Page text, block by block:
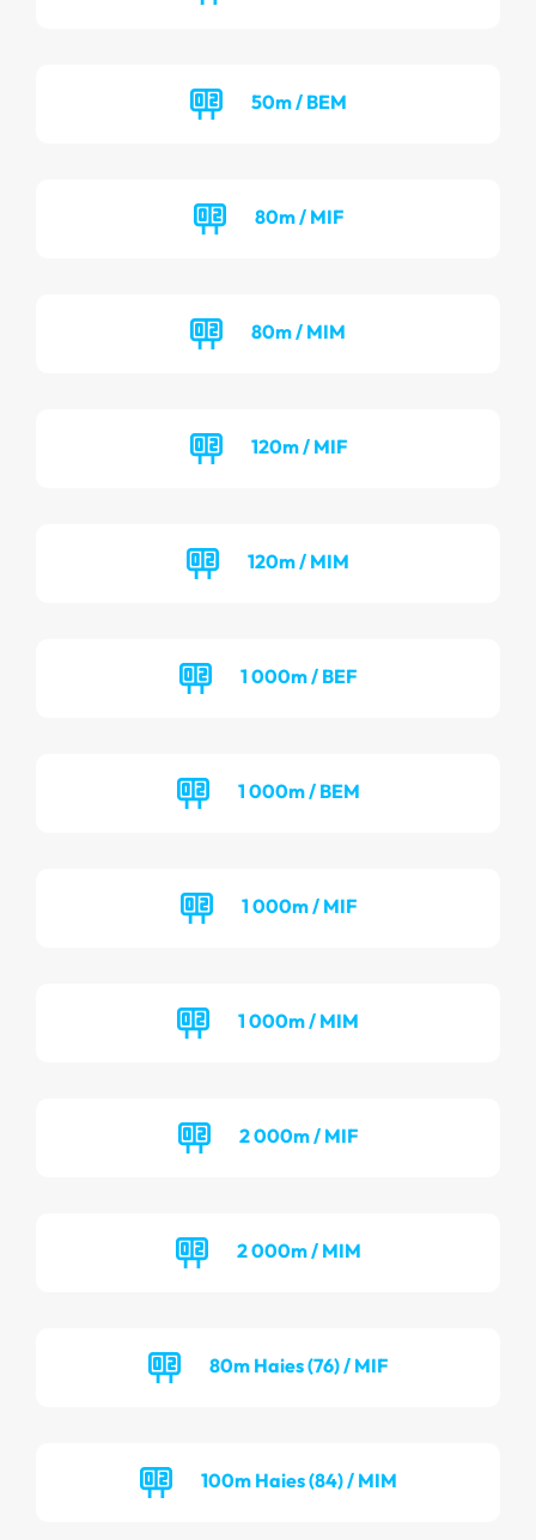
50m / BEM
80m / MIF
80m / MIM
120m / MIF
120m / MIM
1 000m / BEF
1 000m / BEM
1 000m / MIF
1 000m / MIM
2 000m / MIF
2 000m / MIM
80m Haies (76) / MIF
100m Haies (84) / MIM